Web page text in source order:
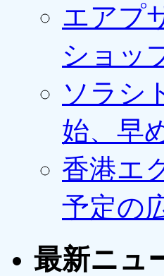
エアプ
ショッ
ソラシ
始、早
香港エ
予定の
最新ニュ